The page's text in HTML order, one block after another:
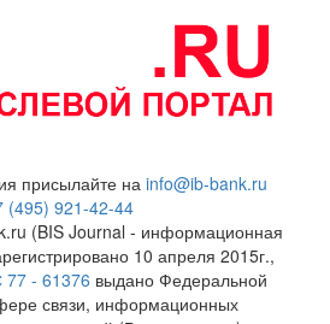
присылайте на info@ib-bank.ru
(495) 921-42-44
(BIS Journal - информационная
10 апреля 2015г.,
- 61376 выдано Федеральной
связи, информационных